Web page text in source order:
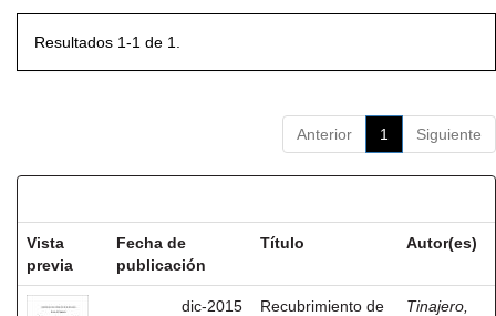
Resultados 1-1 de 1.
Anterior 1 Siguiente
Vista
previa
Fecha de
publicación
Título Autor(es)
dic-2015
Recubrimiento de
Tinajero,